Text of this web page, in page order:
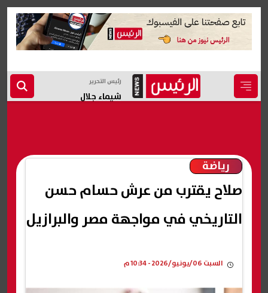
رئيس التحرير
شيماء جلال
رياضة
صلاح يقترب من عرش حسام حسن
التاريخي في مواجهة مصر والبرازيل
السبت 06/يونيو/2026 - 10:34 م